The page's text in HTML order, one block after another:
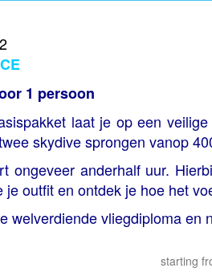
2
1 persoon
laat je op een
skydive sprongen vanop
ongeveer anderhalf uur.
je outfit en ontdek je hoe het
welverdiende vliegdiploma en
starting